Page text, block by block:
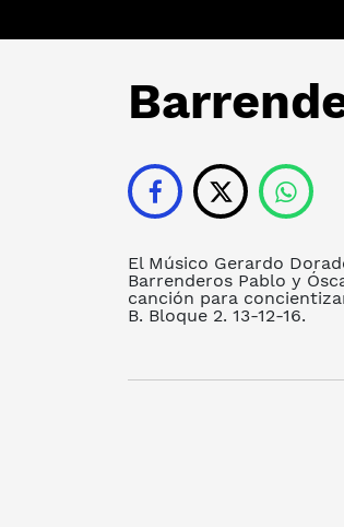
El Músico Gerardo
Barrenderos Pablo y
canción para
B. Bloque 2. 13-12-16.